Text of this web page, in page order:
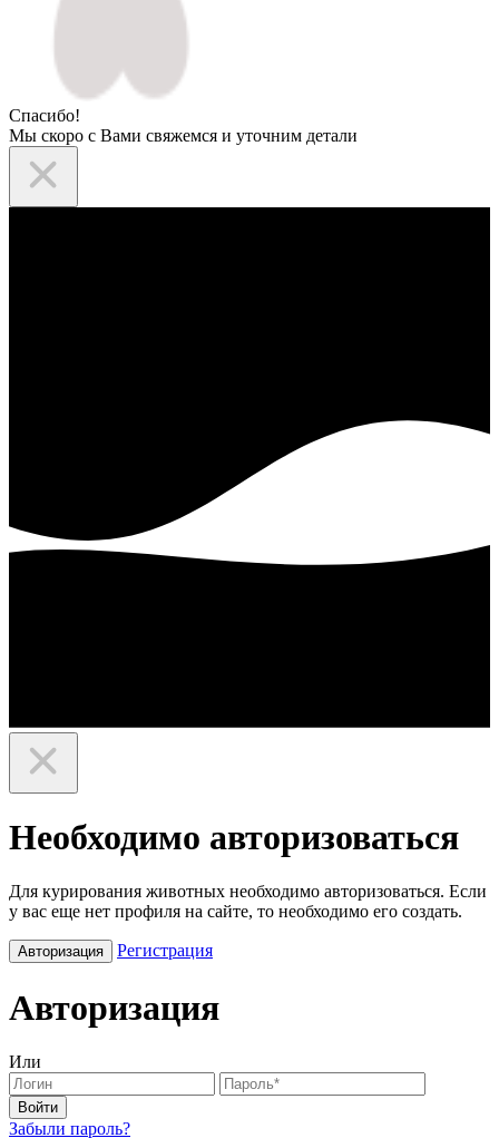
Спасибо!
Мы скоро с Вами свяжемся и уточним детали
Необходимо авторизоваться
Для курирования животных необходимо авторизоваться. Если
у вас еще нет профиля на сайте, то необходимо его создать.
Авторизация Регистрация
Авторизация
Или
Войти
Забыли пароль?